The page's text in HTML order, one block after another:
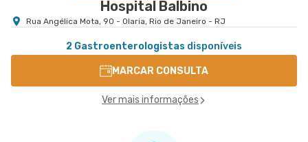
Hospital Balbino
Rua Angélica Mota, 90 - Olaria, Rio de Janeiro - RJ
2 Gastroenterologistas disponíveis
MARCAR CONSULTA
Ver mais informações